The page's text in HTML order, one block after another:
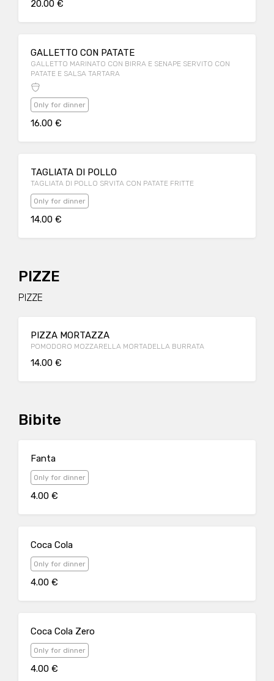
20.00 €
GALLETTO CON PATATE
GALLETTO MARINATO CON BIRRA E SENAPE SERVITO CON
PATATE E SALSA TARTARA
Only for dinner
16.00 €
TAGLIATA DI POLLO
TAGLIATA DI POLLO SRVITA CON PATATE FRITTE
Only for dinner
14.00 €
PIZZE
PIZZE
PIZZA MORTAZZA
POMODORO MOZZARELLA MORTADELLA BURRATA
14.00 €
Bibite
Fanta
Only for dinner
4.00 €
Coca Cola
Only for dinner
4.00 €
Coca Cola Zero
Only for dinner
4.00 €